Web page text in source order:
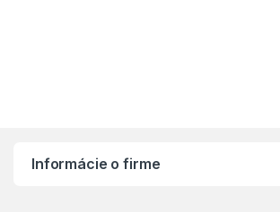
Informácie o firme